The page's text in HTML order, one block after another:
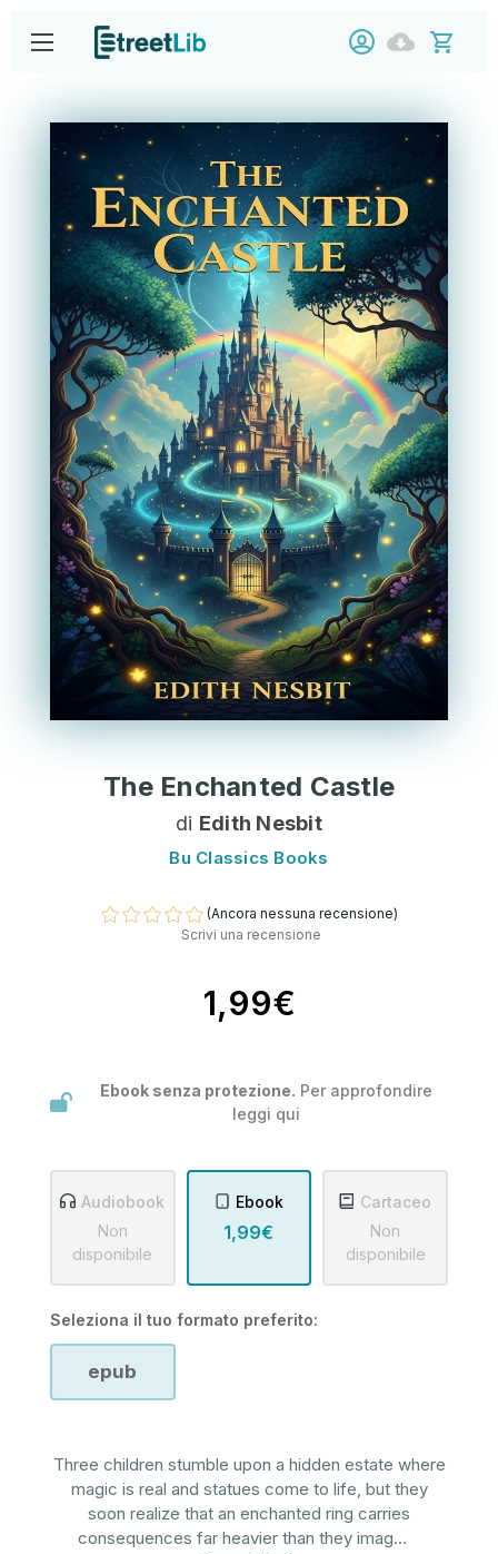
The Enchanted Castle
di Edith Nesbit
Bu Classics Books
(Ancora nessuna recensione)
Scrivi una recensione
1,99€
Ebook senza protezione. Per approfondire
leggi qui
Audiobook
Non
disponibile
Ebook
1,99€
Cartaceo
Non
disponibile
Seleziona il tuo formato preferito:
epub
Three children stumble upon a hidden estate where
magic is real and statues come to life, but they
soon realize that an enchanted ring carries
consequences far heavier than they imag...